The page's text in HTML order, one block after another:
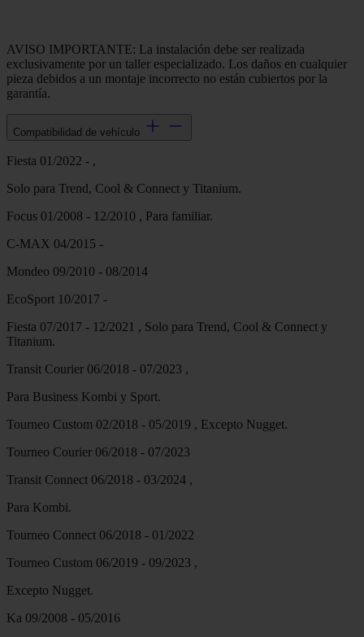
AVISO IMPORTANTE: La instalación debe ser realizada
exclusivamente por un taller especializado. Los daños en cualquier
pieza debidos a un montaje incorrecto no están cubiertos por la
garantía.
Compatibilidad de vehículo
Fiesta 01/2022 - ,
Solo para Trend, Cool & Connect y Titanium.
Focus 01/2008 - 12/2010 , Para familiar.
C-MAX 04/2015 -
Mondeo 09/2010 - 08/2014
EcoSport 10/2017 -
Fiesta 07/2017 - 12/2021 , Solo para Trend, Cool & Connect y
Titanium.
Transit Courier 06/2018 - 07/2023 ,
Para Business Kombi y Sport.
Tourneo Custom 02/2018 - 05/2019 , Excepto Nugget.
Tourneo Courier 06/2018 - 07/2023
Transit Connect 06/2018 - 03/2024 ,
Para Kombi.
Tourneo Connect 06/2018 - 01/2022
Tourneo Custom 06/2019 - 09/2023 ,
Excepto Nugget.
Ka 09/2008 - 05/2016